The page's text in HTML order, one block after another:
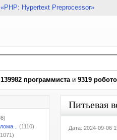
«PHP: Hypertext Preprocessor»
139982 программистаи 9319
(1110)
Питьевая
Дата: 2024-09-06